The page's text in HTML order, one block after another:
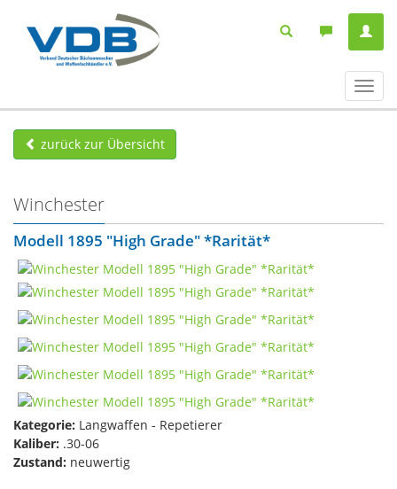
ein-/
zurück zur Übersicht
Winchester
Modell 1895 "High Grade" *Rarität*
Kategorie: Langwaffen - Repetierer
Kaliber: .30-06
Zustand: neuwertig